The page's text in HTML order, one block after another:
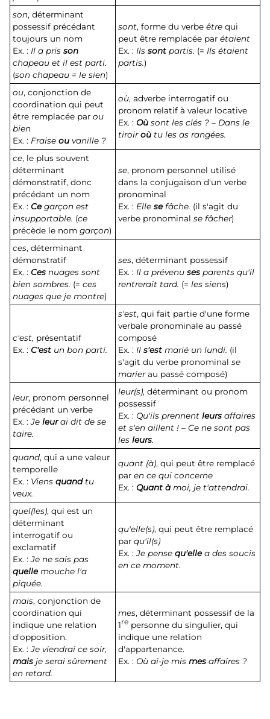
son, déterminant
possessif précédant
toujours un nom
Ex. : Il a prisson
chapeau et il est parti.
(son chapeau = le sien)
sont, forme du verbeêtre qui
peut être remplacée parétaient
Ex. : Ilssont partis. (= Ils étaient
partis.)
ou, conjonction de
coordination qui peut
être remplacée parou
bien
Ex. : Fraise ou vanille ?
où, adverbe interrogatif ou
pronom relatif à valeur locative
Ex. :Où sont les clés ? – Dans le
tiroiroù tu les as rangées.
ce, le plus souvent
déterminant
démonstratif, donc
précédant un nom
Ex. :Cegarçon est
insupportable. (ce
précède le nomgarçon)
se, pronom personnel utilisé
dans la conjugaison d'un verbe
pronominal
Ex. : Ellesefâche. (il s'agit du
verbe pronominalse fâcher)
ces, déterminant
démonstratif
Ex. :Ces nuages sont
bien sombres. (=ces
nuages que je montre)
ses, déterminant possessif
Ex. : Il a prévenu ses parents qu'il
rentrerait tard. (= les siens)
c'est, présentatif
Ex. :C'est un bon parti.
s'est, qui fait partie d'une forme
verbale pronominale au passé
composé
Ex. : Ils'est marié un lundi. (il
s'agit du verbe pronominalse
marierau passé composé)
leur, pronom personnel
précédant un verbe
Ex. :Jeleurai dit de se
taire.
leur(s), déterminant ou pronom
possessif
Ex. : Qu'ils prennentleurs affaires
et s'en aillent ! – Ce ne sont pas
lesleurs.
quand, qui a une valeur
temporelle
Ex. : Viensquandtu
veux.
quant (à), qui peut être remplacé
paren ce qui concerne
Ex. :Quant àmoi, je t'attendrai.
quel(les), qui est un
déterminant
interrogatif ou
exclamatif
Ex. :Je ne sais pas
quellemouche l'a
piquée.
qu'elle(s), qui peut être remplacé
parqu'il(s)
Ex. :Je pensequ'ellea des soucis
en ce moment.
mais, conjonction de
coordination qui
indique une relation
d'opposition.
Ex. :Je viendrai ce soir,
mais je serai sûrement
en retard.
mes, déterminant possessif de la
1re personne du singulier, qui
indique une relation
d'appartenance.
Ex. : Où ai-je mismes affaires ?